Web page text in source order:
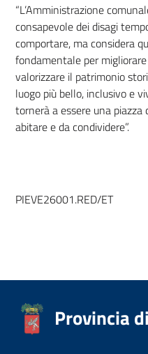
“L’Amministrazione
consapevole dei disagi
comportare, ma considera
fondamentale per
valorizzare il patrimonio
luogo più bello, inclusivo e
tornerà a essere una
abitare e da condividere”.
PIEVE26001.RED/ET
Provincia